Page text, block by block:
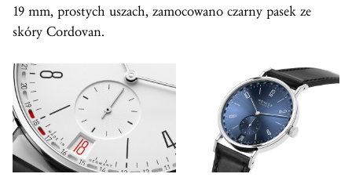
19 mm, prostych uszach, zamocowano czarny pasek ze
skóry Cordovan.